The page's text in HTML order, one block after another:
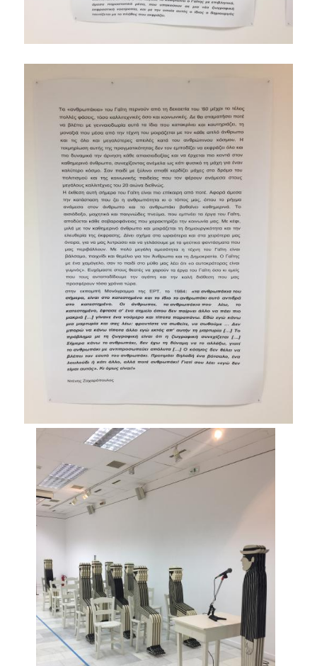
ΕΠΙΣΤΗΜΟΝΙΚΑ ΑΡΘΡΑ
ΣΥΜΜΕΤΟΧΗ ΣΕ ΣΥΝΕΔΡΙΑ
ΕΤΗΣΙΑ ΕΠΙΣΤΗΜΟΝΙΚΗ ΗΜΕΡΙΔΑ
ΕΡΕΥΝΗΤΙΚΕΣ ΕΡΓΑΣΙΕΣ ΦΟΙΤΗΤΩΝ
ΦΩΤΟΓΡΑΦΙΕΣ
ΜΜΕ
ΟΠΑ NEWS
ΔΙΑΖΩΜΑ
ΤΟ ΣΚΑΣΙΑΡΧΕΙΟ
ΞΕΝΟΦΩΝ
ΕΘΝΙΚΟ ΜΟΥΣΕΙΟ ΣΥΓΧΡΟΝΗΣ ΤΕΧΝΗΣ
YOUTUBE
ΤΙ ΝΕΑ;